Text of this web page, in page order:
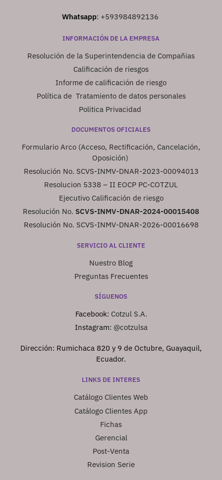
Whatsapp: +593984892136
INFORMACIÓN DE LA EMPRESA
Resolución de la Superintendencia de Compañias
Calificación de riesgos
Informe de calificación de riesgo
Política de Tratamiento de datos personales
Politica Privacidad
DOCUMENTOS OFICIALES
Formulario Arco (Acceso, Rectificación, Cancelación,
Oposición)
Resolución No. SCVS-INMV-DNAR-2023-00094013
Resolucion 5338 – II EOCP PC-COTZUL
Ejecutivo Calificación de riesgo
Resolución No. SCVS-INMV-DNAR-2024-00015408
Resolución No. SCVS-INMV-DNAR-2026-00016698
SERVICIO AL CLIENTE
Nuestro Blog
Preguntas Frecuentes
SÍGUENOS
Facebook: Cotzul S.A.
Instagram: @cotzulsa
Dirección: Rumichaca 820 y 9 de Octubre, Guayaquil,
Ecuador.
LINKS DE INTERES
Catálogo Clientes Web
Catálogo Clientes App
Fichas
Gerencial
Post-Venta
Revision Serie